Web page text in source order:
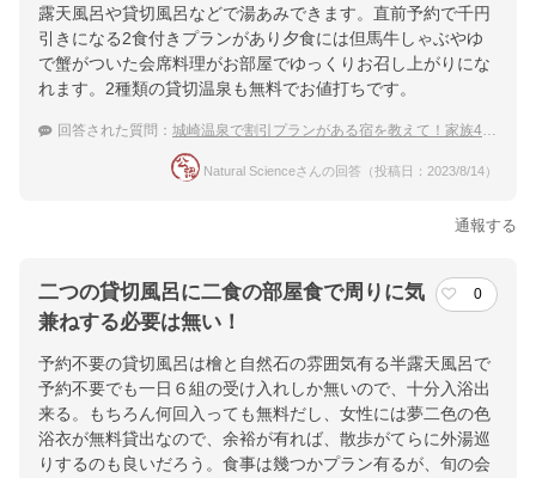
露天風呂や貸切風呂などで湯あみできます。直前予約で千円
引きになる2食付きプランがあり夕食には但馬牛しゃぶやゆ
で蟹がついた会席料理がお部屋でゆっくりお召し上がりにな
れます。2種類の貸切温泉も無料でお値打ちです。
回答された質問： 城崎温泉で割引プランがある宿を教えて！家族4人での旅行です。
Natural Scienceさんの回答（投稿日：2023/8/14）
通報する
二つの貸切風呂に二食の部屋食で周りに気
兼ねする必要は無い！
0
予約不要の貸切風呂は檜と自然石の雰囲気有る半露天風呂で
予約不要でも一日６組の受け入れしか無いので、十分入浴出
来る。もちろん何回入っても無料だし、女性には夢二色の色
浴衣が無料貸出なので、余裕が有れば、散歩がてらに外湯巡
りするのも良いだろう。食事は幾つかプラン有るが、旬の会